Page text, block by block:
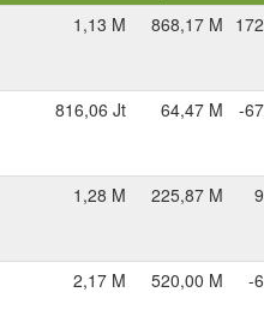
1,13 M 868,17 M
816,06 Jt 64,47 M -
1,28 M 225,87 M
2,17 M 520,00 M -